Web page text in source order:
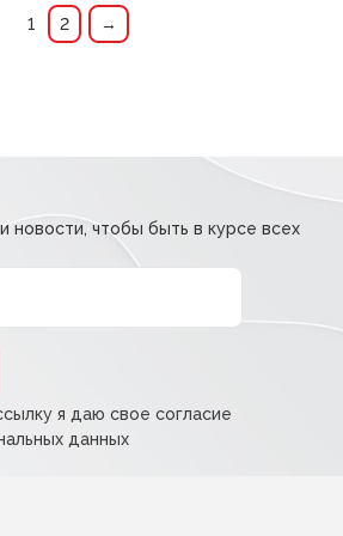
1 2 →
новости, чтобы быть в курсе всех
я даю свое согласие
данных